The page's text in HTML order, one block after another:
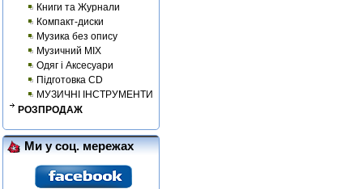
Книги та Журнали
Компакт-диски
Музика без опису
Музичний MIX
Одяг і Аксесуари
Підготовка CD
МУЗИЧНІ ІНСТРУМЕНТИ
РОЗПРОДАЖ
Ми у соц. мережах